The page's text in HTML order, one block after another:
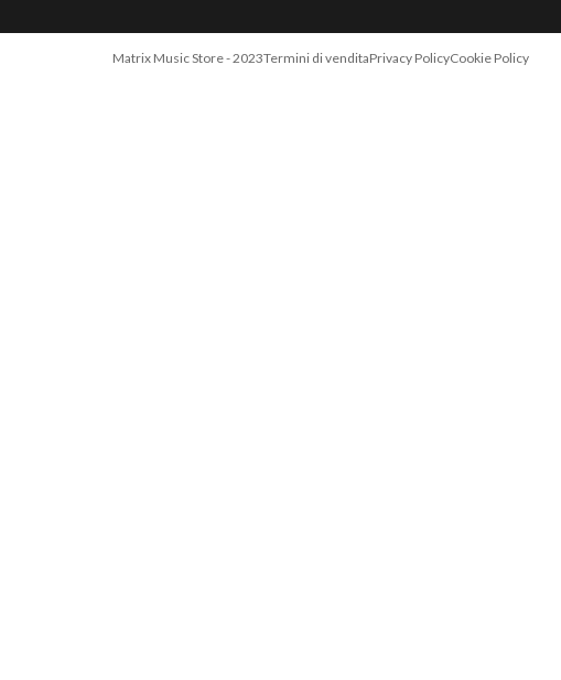
Matrix Music Store - 2023Termini di venditaPrivacy PolicyCookie Policy